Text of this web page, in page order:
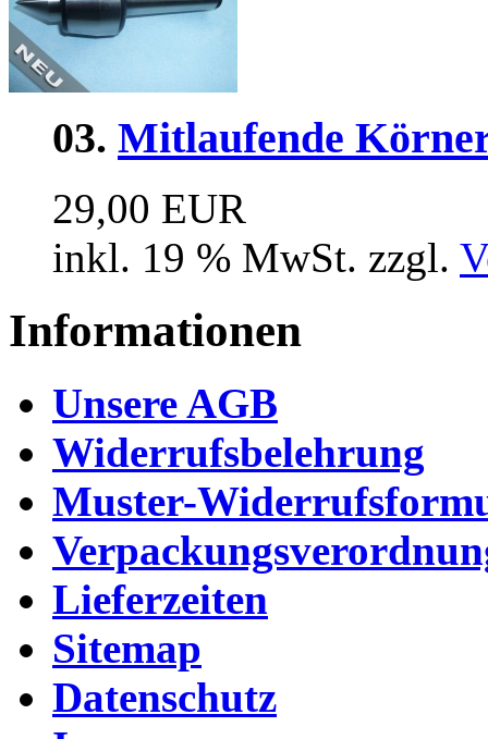
03. Mitlaufende
29,00 EUR
inkl. 19 % MwSt. zzgl.
Informationen
Unsere AGB
Widerrufsbelehrung
Muster-
Lieferzeiten
Sitemap
Datenschutz